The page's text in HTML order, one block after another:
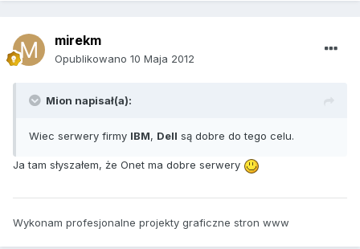
mirekm
Opublikowano 10 Maja 2012
Mion napisał(a):
Wiec serwery firmy IBM, Dell są dobre do tego celu.
Ja tam słyszałem, że Onet ma dobre serwery
Wykonam profesjonalne projekty graficzne stron www